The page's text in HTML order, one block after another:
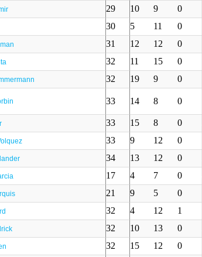
29 10 9 0
30 5 11 0
31 12 12 0
32 11 15 0
32 19 9 0
33 14 8 0
33 15 8 0
33 9 12 0
34 13 12 0
17 4 7 0
21 9 5 0
32 4 12 1
32 10 13 0
32 15 12 0